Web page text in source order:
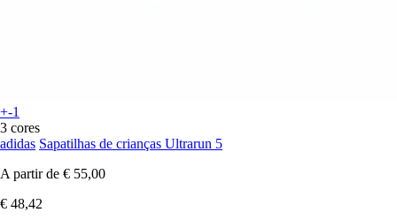
+-1
3 cores
adidas Sapatilhas de crianças Ultrarun 5
A partir de € 55,00
€ 48,42